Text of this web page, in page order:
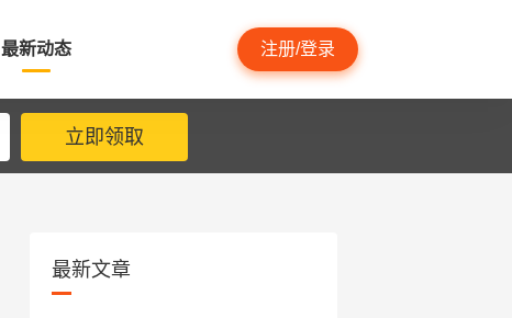
最新动态 注册/登录
立即领取
最新文章